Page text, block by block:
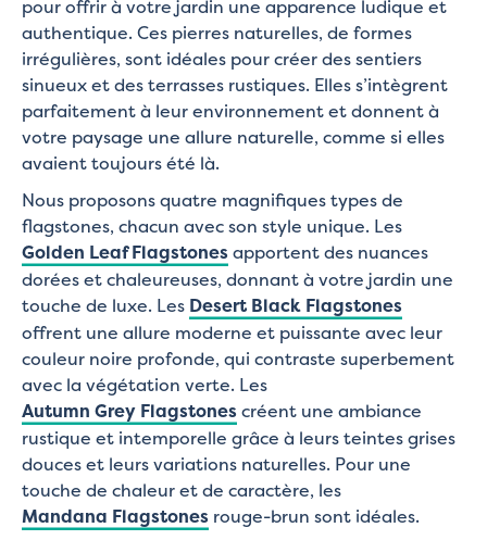
pour offrir à votre jardin une apparence ludique et
authentique. Ces pierres naturelles, de formes
irrégulières, sont idéales pour créer des sentiers
sinueux et des terrasses rustiques. Elles s’intègrent
parfaitement à leur environnement et donnent à
votre paysage une allure naturelle, comme si elles
avaient toujours été là.
Nous proposons quatre magnifiques types de
flagstones, chacun avec son style unique. Les
Golden Leaf Flagstonesapportent des nuances
dorées et chaleureuses, donnant à votre jardin une
touche de luxe. Les Desert Black Flagstones
offrent une allure moderne et puissante avec leur
couleur noire profonde, qui contraste superbement
avec la végétation verte. Les
Autumn Grey Flagstonescréent une ambiance
rustique et intemporelle grâce à leurs teintes grises
douces et leurs variations naturelles. Pour une
touche de chaleur et de caractère, les
Mandana Flagstones rouge-brun sont idéales.